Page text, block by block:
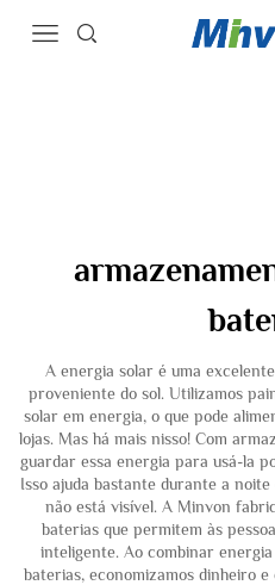
A energia solar é uma
proveniente do sol. Utilizamos
solar em energia, o que pode
lojas. Mas há mais nisso! Com
guardar essa energia para usá-la
Isso ajuda bastante durante a noite
não está visível. A Minvon
baterias que permitem às
inteligente. Ao combinar
baterias, economizamos dinheiro